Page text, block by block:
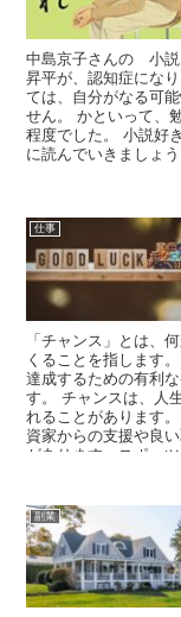
中島京子さんの 小
昇平が、認知症にな
ては、自分がなる可
せん。 かといって、
程度でした。 小説好
に読んでいきましょう
仕事
「チャンス」とは、
くることを指します
達成するための有利
す。 チャンスは、人
れることがあります
資家からの支援や良
があります。スポー
副業